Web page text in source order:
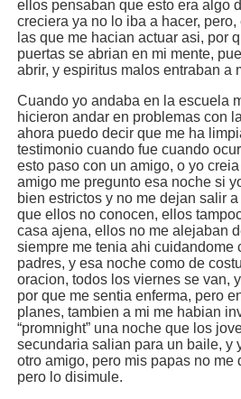
ellos pensaban que esto era algo
creciera ya no lo iba a hacer,
las que me hacian actuar asi, por
puertas se abrian en mi mente,
abrir, y espiritus malos entraban a
Cuando yo andaba en la escuela
hicieron andar en problemas con
ahora puedo decir que me ha
testimonio cuando fue cuando
esto paso con un amigo, o yo
amigo me pregunto esa noche si
bien estrictos y no me dejan salir
que ellos no conocen, ellos
casa ajena, ellos no me alejaban
siempre me tenia ahi cuidandome
padres, y esa noche como de
oracion, todos los viernes se van,
por que me sentia enferma, pero
planes, tambien a mi me habian
“promnight” una noche que los
secundaria salian para un baile, y
otro amigo, pero mis papas no me
pero lo disimule.